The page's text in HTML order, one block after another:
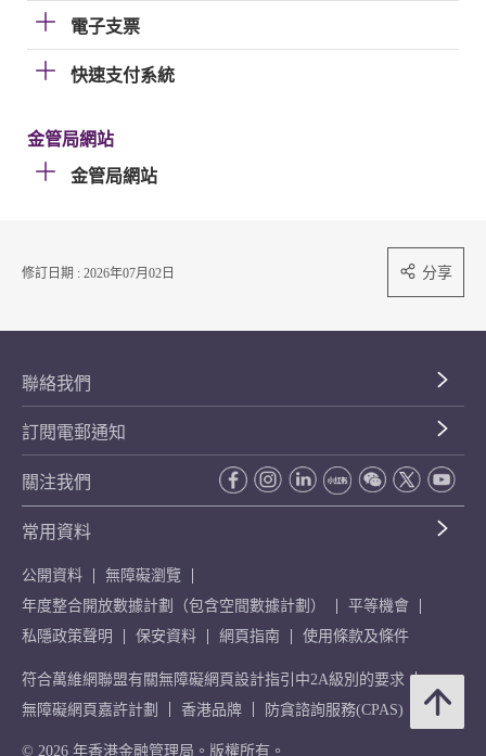
電子支票
快速支付系統
金管局網站
金管局網站
修訂日期 : 2026年07月02日 分享
聯絡我們
訂閱電郵通知
關注我們
常用資料
公開資料
無障礙瀏覽
年度整合開放數據計劃（包含空間數據計劃）
平等機會
私隱政策聲明
保安資料 網頁指南 使用條款及條件
符合萬維網聯盟有關無障礙網頁設計指引中2A級別的要求
無障礙網頁嘉許計劃
香港品牌 防貪諮詢服務(CPAS)
© 2026 年香港金融管理局。版權所有。